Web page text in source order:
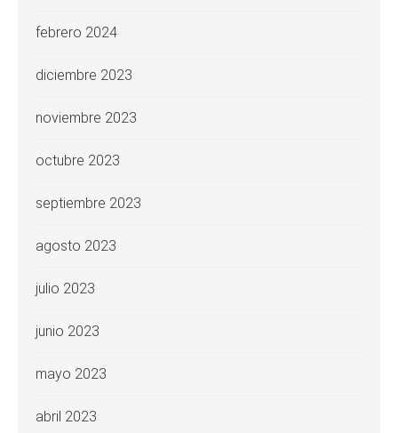
febrero 2024
diciembre 2023
noviembre 2023
octubre 2023
septiembre 2023
agosto 2023
julio 2023
junio 2023
mayo 2023
abril 2023